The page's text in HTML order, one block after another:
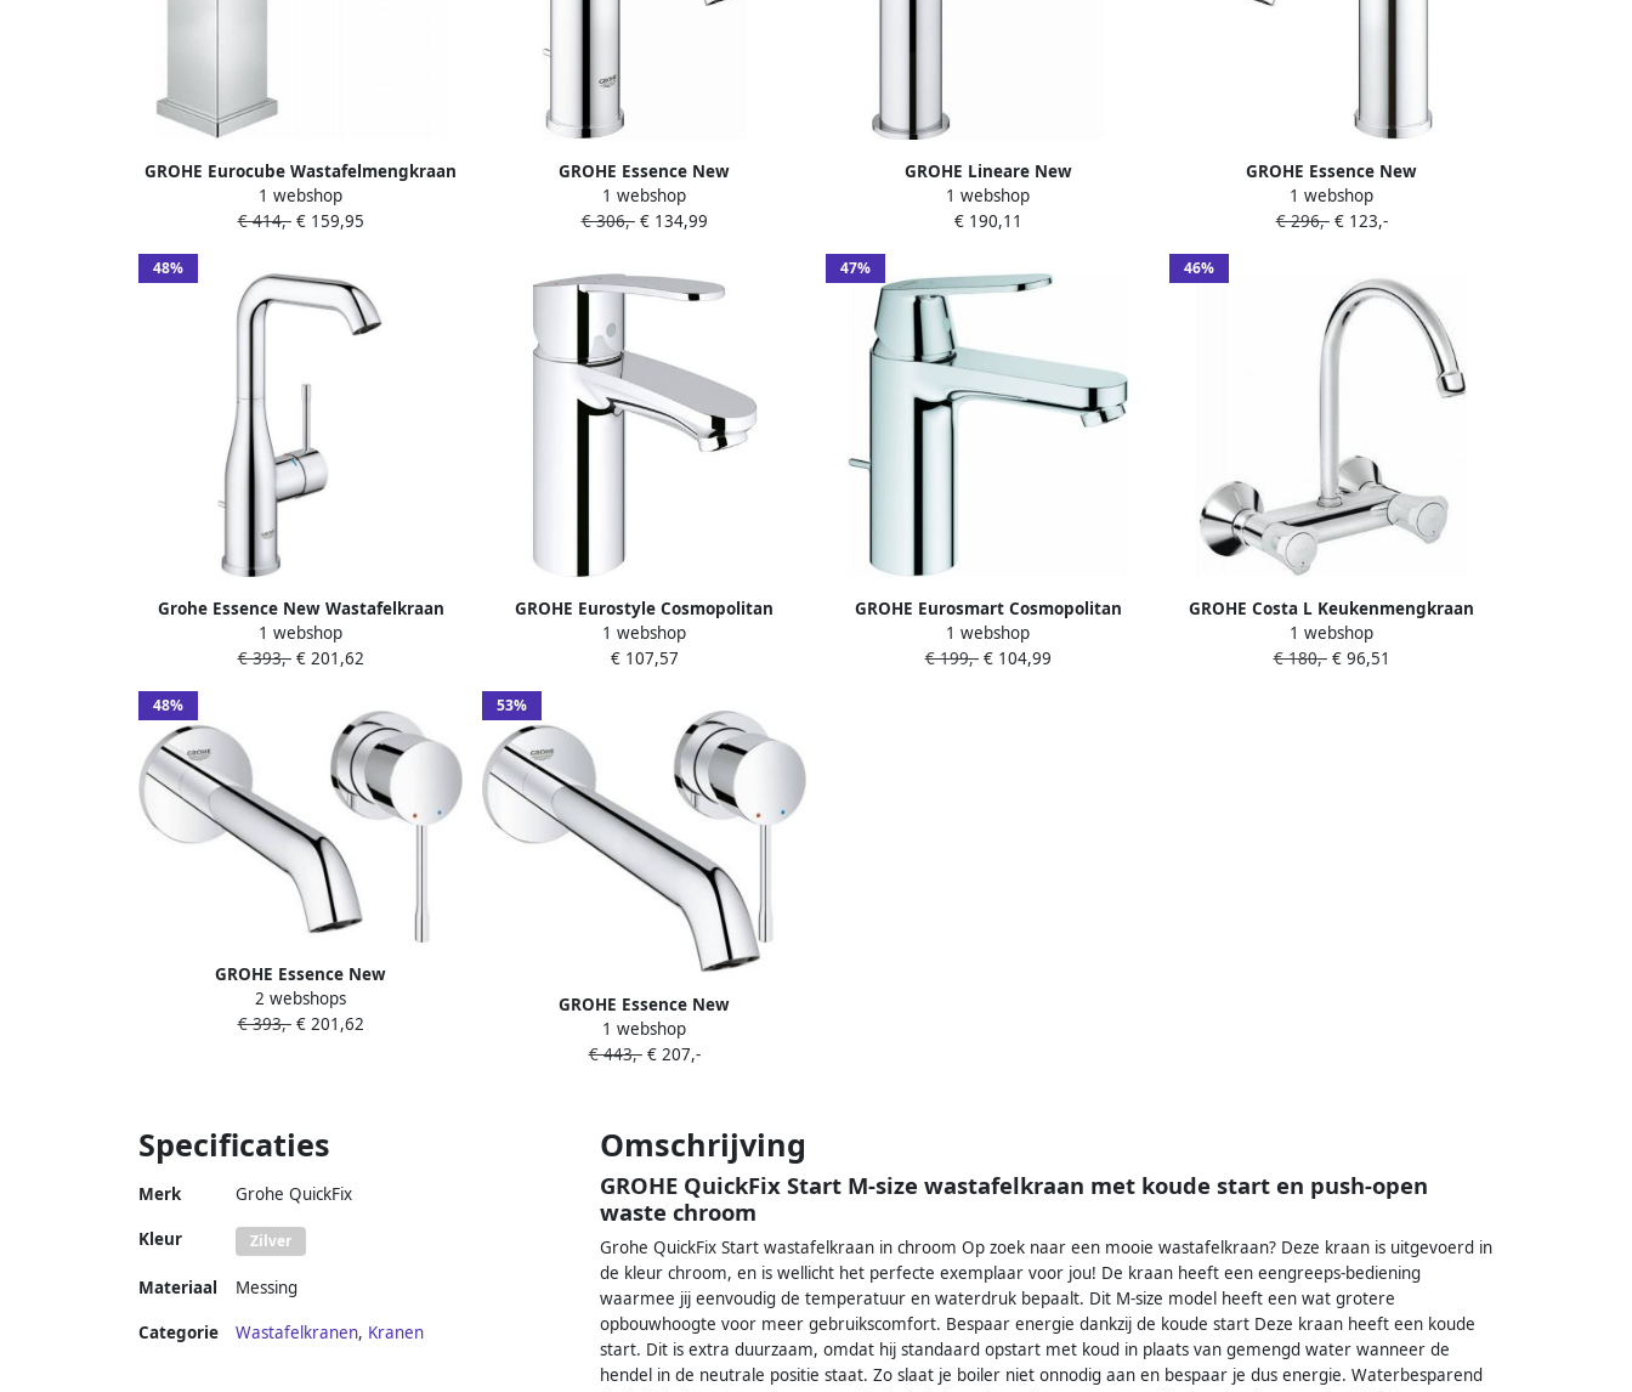
GROHE Eurocube Wastafelmengkraan
M-size eengreeps 1-gats cartouche
keramisch 201mm hoogte glad 133mm
1 webshop
€ 414,-€ 159,95
GROHE Essence New
Wastafelmengkraan S-size ES
trekwaste eengreeps 1-gats 174mm
1 webshop
€ 306,-€ 134,99
GROHE Lineare New
Wastafelmengkraan S-size PO waste
eengreeps 1-gats 180mm hoogte glad
1 webshop
€ 190,11
GROHE Essence New
Wastafelmengkraan S-size eengreeps
1-gats 174mm hoogte glad 116mm
1 webshop
€ 296,-€ 123,-
48%
Grohe Essence New Wastafelkraan
Opbouw uitloop 12.7cm L size hoge
draaibare uitloop met trekwaste
1 webshop
€ 393,-€ 201,62
GROHE Eurostyle Cosmopolitan
Wastafelmengkraan S-size ES
eengreeps 1-gats 163mm hoogte glad
1 webshop
€ 107,57
47%
GROHE Eurosmart Cosmopolitan
Wastafelmengkraan M-size ES
trekwaste eengreeps 1-gats 168mm
1 webshop
€ 199,-€ 104,99
46%
GROHE Costa L Keukenmengkraan
wand tweegreeps 154mm hoogte
kraanmond schuimstraalmond 182mm
1 webshop
€ 180,-€ 96,51
48%
GROHE Essence New
Inbouwmengkraan afbouwdeel M-size
wand eengreeps 2-gats G1 2" 183mm
2 webshops
€ 393,-€ 201,62
53%
GROHE Essence New
Inbouwmengkraan afbouwdeel L-size
wand eengreeps 2-gats G1 2" 230mm
1 webshop
€ 443,-€ 207,-
Specificaties
Merk Grohe QuickFix
Kleur Zilver
Materiaal Messing
Categorie Wastafelkranen, Kranen
Omschrijving
GROHE QuickFix Start M-size wastafelkraan met koude start en push-open
waste chroom
Grohe QuickFix Start wastafelkraan in chroom Op zoek naar een mooie wastafelkraan? Deze kraan is uitgevoerd in
de kleur chroom, en is wellicht het perfecte exemplaar voor jou! De kraan heeft een eengreeps-bediening
waarmee jij eenvoudig de temperatuur en waterdruk bepaalt. Dit M-size model heeft een wat grotere
opbouwhoogte voor meer gebruikscomfort. Bespaar energie dankzij de koude start Deze kraan heeft een koude
start. Dit is extra duurzaam, omdat hij standaard opstart met koud in plaats van gemengd water wanneer de
hendel in de neutrale positie staat. Zo slaat je boiler niet onnodig aan en bespaar je dus energie. Waterbesparend